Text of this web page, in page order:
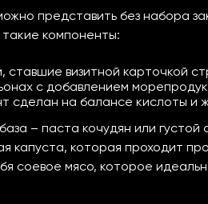
представить без набора
компоненты:
визитной карточкой
с добавлением
сделан на балансе кислоты и
– паста кочудян или
капуста, которая проходит
соевое мясо, которое